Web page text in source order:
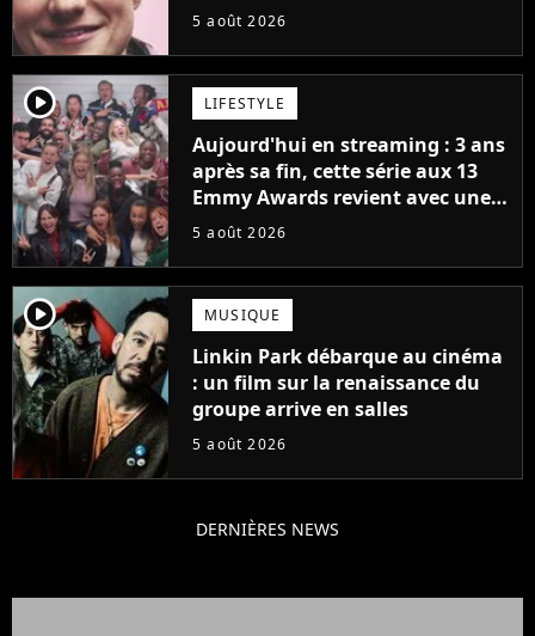
5 août 2026
player2 LIFESTYLE
Aujourd'hui en streaming : 3 ans
après sa fin, cette série aux 13
Emmy Awards revient avec une
suite... totalement différente
5 août 2026
player2 MUSIQUE
Linkin Park débarque au cinéma
: un film sur la renaissance du
groupe arrive en salles
5 août 2026
DERNIÈRES NEWS